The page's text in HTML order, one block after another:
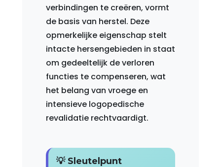
verbindingen te creëren, vormt
de basis van herstel. Deze
opmerkelijke eigenschap stelt
intacte hersengebieden in staat
om gedeeltelijk de verloren
functies te compenseren, wat
het belang van vroege en
intensieve logopedische
revalidatie rechtvaardigt.
💡 Sleutelpunt